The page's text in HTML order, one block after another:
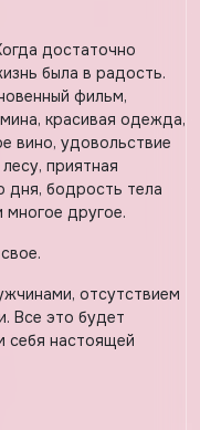
достаточно
была в радость.
фильм,
красивая одежда,
вино, удовольствие
приятная
дня, бодрость тела
другое.
отсутствием
Все это будет
себя настоящей